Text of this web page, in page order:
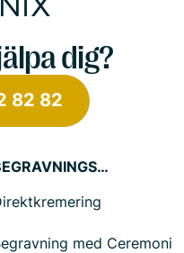
dig?
82 82
BEGRAVNINGSTJÄNSTER
med Ceremoni